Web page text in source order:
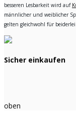
besseren Lesbarkeit wird auf
männlicher und weiblicher
gelten gleichwohl für beiderlei
Sicher einkaufen
oben